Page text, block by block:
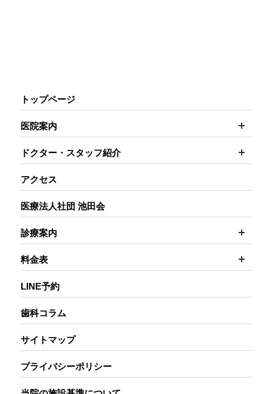
トップページ
医院案内
ドクター・スタッフ紹介
アクセス
医療法人社団 池田会
診療案内
料金表
LINE予約
歯科コラム
サイトマップ
プライバシーポリシー